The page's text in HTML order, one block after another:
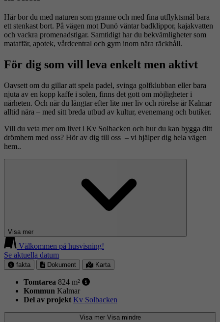
Här bor du med naturen som granne och med fina utflyktsmål bara
ett stenkast bort. På vägen mot Dunö väntar badklippor, kajakvatten
och vackra promenadstigar. Samtidigt har du bekvämligheter som
mataffär, apotek, vårdcentral och gym inom nära räckhåll.
För dig som vill leva enkelt men aktivt
Oavsett om du gillar att spela padel, svinga golfklubban eller bara
njuta av en kopp kaffe i solen, finns det gott om möjligheter i
närheten. Och när du längtar efter lite mer liv och rörelse är Kalmar
alltid nära – med sitt breda utbud av kultur, evenemang och butiker.
Vill du veta mer om livet i Kv Solbacken och hur du kan bygga ditt
drömhem med oss? Hör av dig till oss – vi hjälper dig hela vägen
hem..
Visa mer
Välkommen på husvisning!
Se aktuella datum
fakta Dokument Karta
Tomtarea 824 m²
Kommun Kalmar
Del av projekt Kv Solbacken
Visa mer Visa mindre